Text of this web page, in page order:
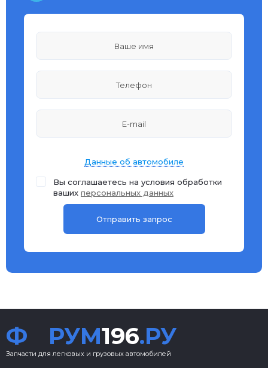
Данные об автомобиле
Вы соглашаетесь на условия обработки
ваших персональных данных
Ф РУМ196.РУ
Запчасти для легковых и грузовых автомобилей